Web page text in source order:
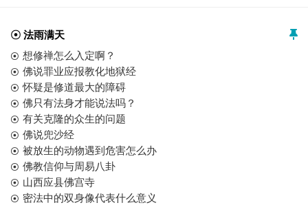
☉ 法雨满天
想修禅怎么入定啊？
佛说罪业应报教化地狱经
怀疑是修道最大的障碍
佛只有法身才能说法吗？
有关克隆的众生的问题
佛说兜沙经
被放生的动物遇到危害怎么办
佛教信仰与周易八卦
山西应县佛宫寺
密法中的双身像代表什么意义